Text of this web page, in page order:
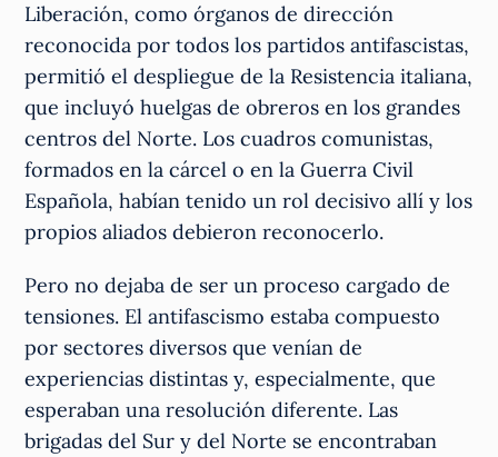
Liberación, como órganos de dirección
reconocida por todos los partidos antifascistas,
permitió el despliegue de la Resistencia italiana,
que incluyó huelgas de obreros en los grandes
centros del Norte. Los cuadros comunistas,
formados en la cárcel o en la Guerra Civil
Española, habían tenido un rol decisivo allí y los
propios aliados debieron reconocerlo.
Pero no dejaba de ser un proceso cargado de
tensiones. El antifascismo estaba compuesto
por sectores diversos que venían de
experiencias distintas y, especialmente, que
esperaban una resolución diferente. Las
brigadas del Sur y del Norte se encontraban